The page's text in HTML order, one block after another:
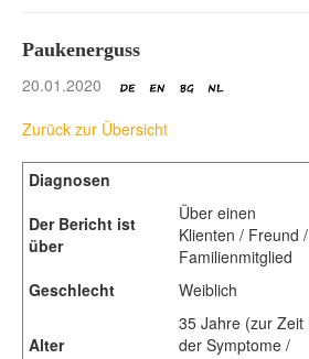
Paukenerguss
20.01.2020
Zurück zur Übersicht
Diagnosen
Der Bericht ist
über
Über einen
Klienten / Freund /
Familienmitglied
Geschlecht
Weiblich
Alter
35 Jahre (zur Zeit
der Symptome /